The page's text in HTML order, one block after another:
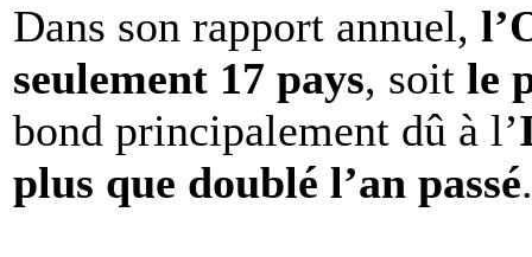
Dans son rapport annuel,
seulement 17 pays, soit le
bond principalement dû à l’
plus que doublé l’an passé.